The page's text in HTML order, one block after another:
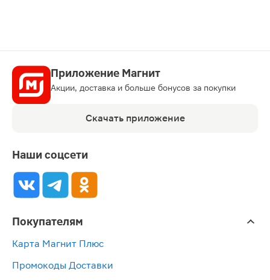
Приложение Магнит
Акции, доставка и больше бонусов за покупки
Скачать приложение
Наши соцсети
Покупателям
Карта Магнит Плюс
Промокоды Доставки